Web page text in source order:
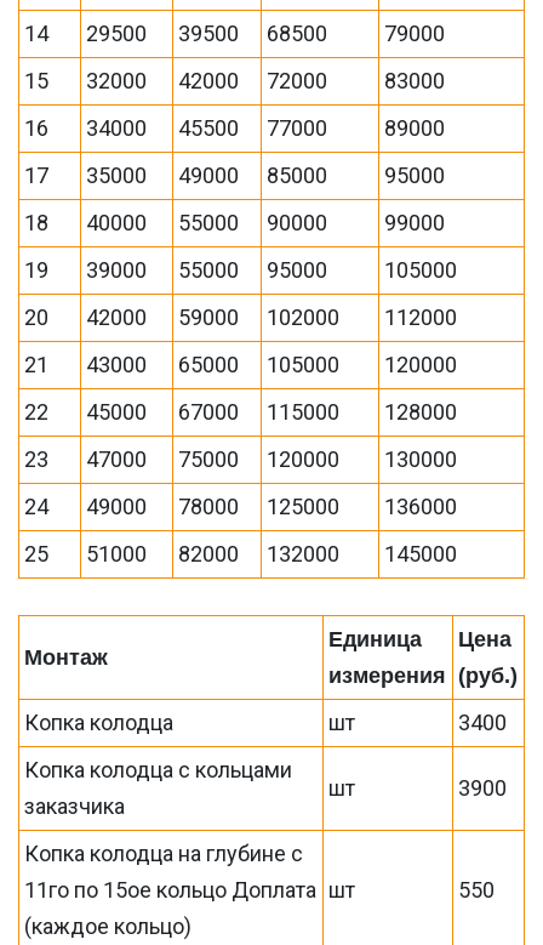
14
29500 39500 68500
79000
15
32000 42000 72000
83000
16
34000 45500 77000
89000
17
35000 49000 85000
95000
18
40000 55000 90000
99000
19
39000 55000 95000
105000
20
42000 59000 102000
112000
21
43000 65000 105000
120000
22
45000 67000 115000
128000
23
47000 75000 120000
130000
24
49000 78000 125000
136000
25
51000 82000 132000 145000
Монтаж
Единица
измерения
Цена
(руб.)
Копка колодца шт
3400
Копка колодца с кольцами
заказчика
шт 3900
Копка колодца на глубине с
11го по 15ое кольцо Доплата
(каждое кольцо)
шт 550